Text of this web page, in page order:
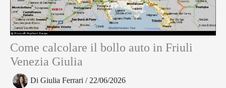
Come calcolare il bollo auto in Friuli
Venezia Giulia
Di Giulia Ferrari / 22/06/2026